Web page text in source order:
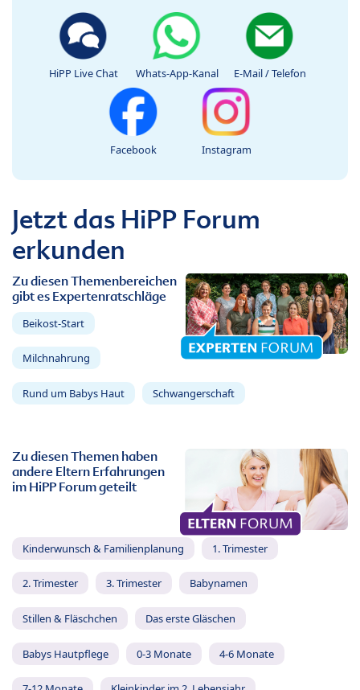
HiPP Live Chat Whats-App-Kanal E-Mail / Telefon
Facebook Instagram
Jetzt das HiPP Forum
erkunden
Zu diesen Themenbereichen
gibt es Expertenratschläge
Beikost-Start
Milchnahrung
Rund um Babys Haut Schwangerschaft
Zu diesen Themen haben
andere Eltern Erfahrungen
im HiPP Forum geteilt
Kinderwunsch & Familienplanung 1. Trimester
2. Trimester 3. Trimester Babynamen
Stillen & Fläschchen Das erste Gläschen
Babys Hautpflege 0-3 Monate 4-6 Monate